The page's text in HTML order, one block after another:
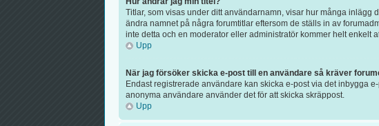
Titlar, som visas under ditt användarnamn, visar hur många
ändra namnet på några forumtitlar eftersom de ställs in av
inte detta och en moderator eller administratör kommer helt enkelt
Upp
När jag försöker skicka e-post till en användare så kräver
Endast registrerade användare kan skicka e-post via det inbygga
anonyma användare använder det för att skicka skräppost.
Upp